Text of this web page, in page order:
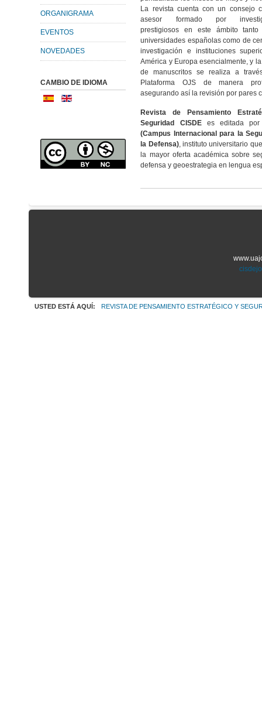
La revista cuenta con un consejo
asesor formado por
prestigiosos en este ámbito
universidades españolas como de
investigación e instituciones
América y Europa esencialmente, y
de manuscritos se realiza a
Plataforma OJS de manera
asegurando así la revisión por pares
Revista de Pensamiento
Seguridad CISDEes editada
(Campus Internacional para la
la Defensa), instituto universitario
la mayor oferta académica sobre
defensa y geoestrategia en lengua
ORGANIGRAMA
EVENTOS
NOVEDADES
CAMBIO DE IDIOMA
USTED ESTÁ AQUÍ: REVISTA DE PENSAMIENTO ESTRATÉGICO Y